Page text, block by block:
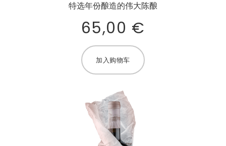
特选年份酿造的伟大陈酿
65,00 €
加入购物车